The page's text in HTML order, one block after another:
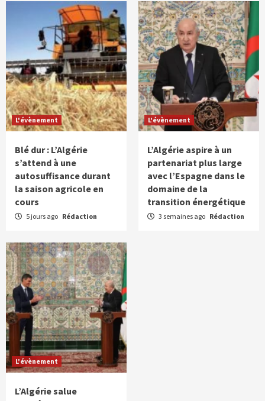
L'évènement
Blé dur : L’Algérie
s’attend à une
autosuffisance durant
la saison agricole en
cours
5 jours ago Rédaction
L'évènement
L’Algérie aspire à un
partenariat plus large
avec l’Espagne dans le
domaine de la
transition énergétique
3 semaines ago Rédaction
L'évènement
L’Algérie salue